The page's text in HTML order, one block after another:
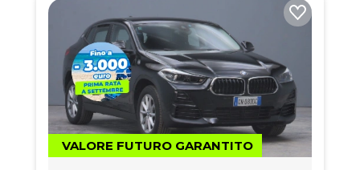
VALORE FUTURO GARANTITO